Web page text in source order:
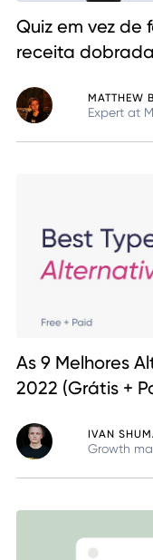
Quiz em vez de
receita dobrada
MATTHEW
Expert at
As 9 Melhores
2022 (Grátis +
IVAN
Growth